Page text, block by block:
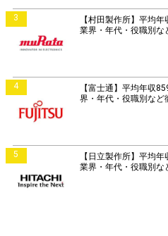
3
【村田製作所】平均
業界・年代・役職別な
4
【富士通】平均年収
界・年代・役職別など
5
【日立製作所】平均
業界・年代・役職別な